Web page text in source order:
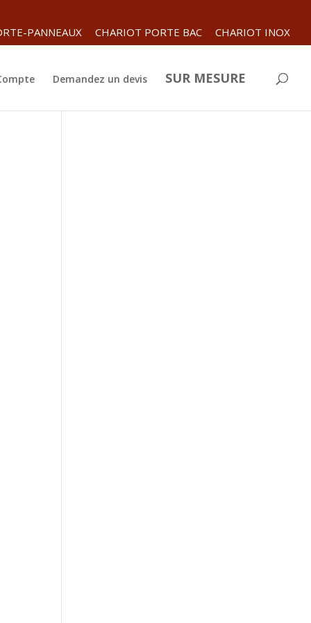
PANNEAUX CHARIOT PORTE BAC CHARIOT INOX
Demandez un devis SUR MESURE